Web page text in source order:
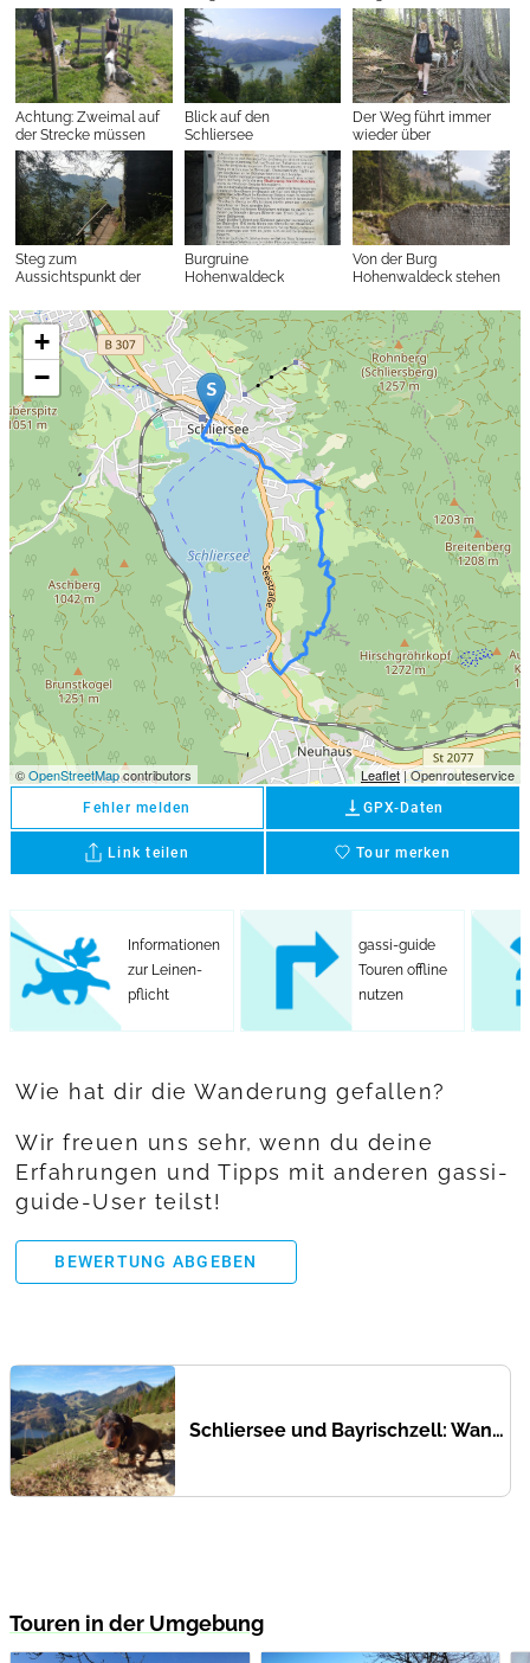
Achtung: Zweimal auf
der Strecke müssen
solche Schranken
passiert werden
Blick auf den
Schliersee
Der Weg führt immer
wieder über
"Wurzeltreppen"
Steg zum
Aussichtspunkt der
Burgruine
Hohenwaldeck
Von der Burg
Hohenwaldeck stehen
Mauern
©OpenStreetMapcontributors
+
−
Leaflet| Openrouteservice
Fehler melden vertical_align_bottom GPX-Daten
Link teilen favorite
Tour merken
Informationen
zur Leinen-
pflicht
gassi-guide
Touren offline
nutzen
Wie hat dir die Wanderung gefallen?
Wir freuen uns sehr, wenn du deine
Erfahrungen und Tipps mit anderen gassi-
guide-User teilst!
BEWERTUNG ABGEBEN
Schliersee und Bayrischzell: Wandern mit Hund
Touren in der Umgebung